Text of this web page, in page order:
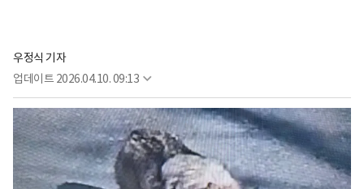
우정식 기자
업데이트 2026.04.10. 09:13